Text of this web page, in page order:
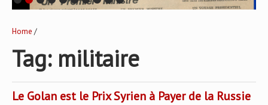
Home /
Tag: militaire
Le Golan est le Prix Syrien à Payer de la Russie